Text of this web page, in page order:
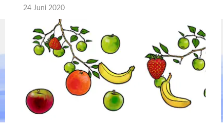
24 Juni 2020